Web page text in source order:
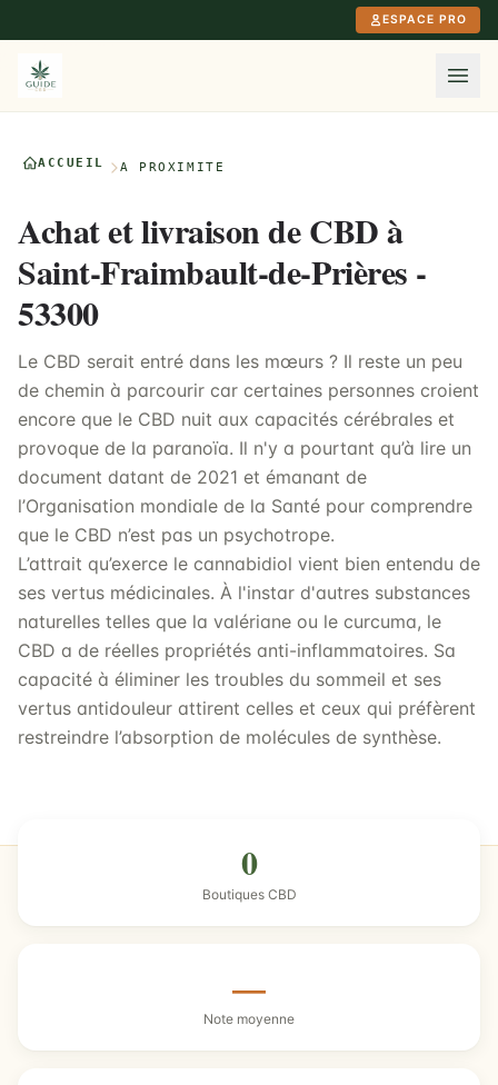
ESPACE PRO
ACCUEIL À PROXIMITÉ
Achat et livraison de CBD à
Saint-Fraimbault-de-Prières -
53300
Le CBD serait entré dans les mœurs ? Il reste un peu
de chemin à parcourir car certaines personnes croient
encore que le CBD nuit aux capacités cérébrales et
provoque de la paranoïa. Il n'y a pourtant qu’à lire un
document datant de 2021 et émanant de
l’Organisation mondiale de la Santé pour comprendre
que le CBD n’est pas un psychotrope.
L’attrait qu’exerce le cannabidiol vient bien entendu de
ses vertus médicinales. À l'instar d'autres substances
naturelles telles que la valériane ou le curcuma, le
CBD a de réelles propriétés anti-inflammatoires. Sa
capacité à éliminer les troubles du sommeil et ses
vertus antidouleur attirent celles et ceux qui préfèrent
restreindre l’absorption de molécules de synthèse.
0
Boutiques CBD
—
Note moyenne